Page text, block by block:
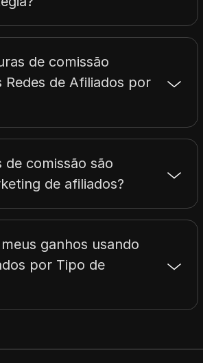
de comissão
Redes de Afiliados por
comissão são
de afiliados?
ganhos usando
por Tipo de